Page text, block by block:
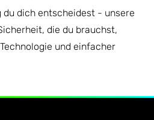
du dich entscheidest - unsere
die du brauchst,
und einfacher